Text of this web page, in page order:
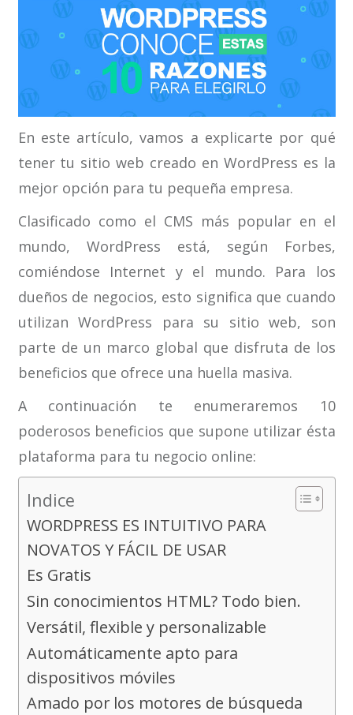
En este artículo, vamos a explicarte por qué
tener tu sitio web creado en WordPress es la
mejor opción para tu pequeña empresa.
Clasificado como el CMS más popular en el
mundo, WordPress está, según Forbes,
comiéndose Internet y el mundo. Para los
dueños de negocios, esto significa que cuando
utilizan WordPress para su sitio web, son
parte de un marco global que disfruta de los
beneficios que ofrece una huella masiva.
A continuación te enumeraremos 10
poderosos beneficios que supone utilizar ésta
plataforma para tu negocio online:
Indice
WORDPRESS ES INTUITIVO PARA
NOVATOS Y FÁCIL DE USAR
Es Gratis
Sin conocimientos HTML? Todo bien.
Versátil, flexible y personalizable
Automáticamente apto para
dispositivos móviles
Amado por los motores de búsqueda